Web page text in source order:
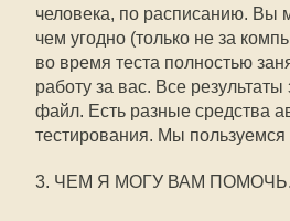
человека, по расписанию. Вы
чем угодно (только не за
во время теста полностью
работу за вас. Все
файл. Есть разные средства
тестирования. Мы пользуемся
3. ЧЕМ Я МОГУ ВАМ ПОМОЧЬ.